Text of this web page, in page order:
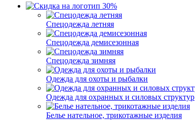
Спецодежда летняя
Спецодежда демисезонная
Спецодежда зимняя
Одежда для охоты и рыбалки
Одежда для охранных и силовых структур
Белье нательное, трикотажные изделия